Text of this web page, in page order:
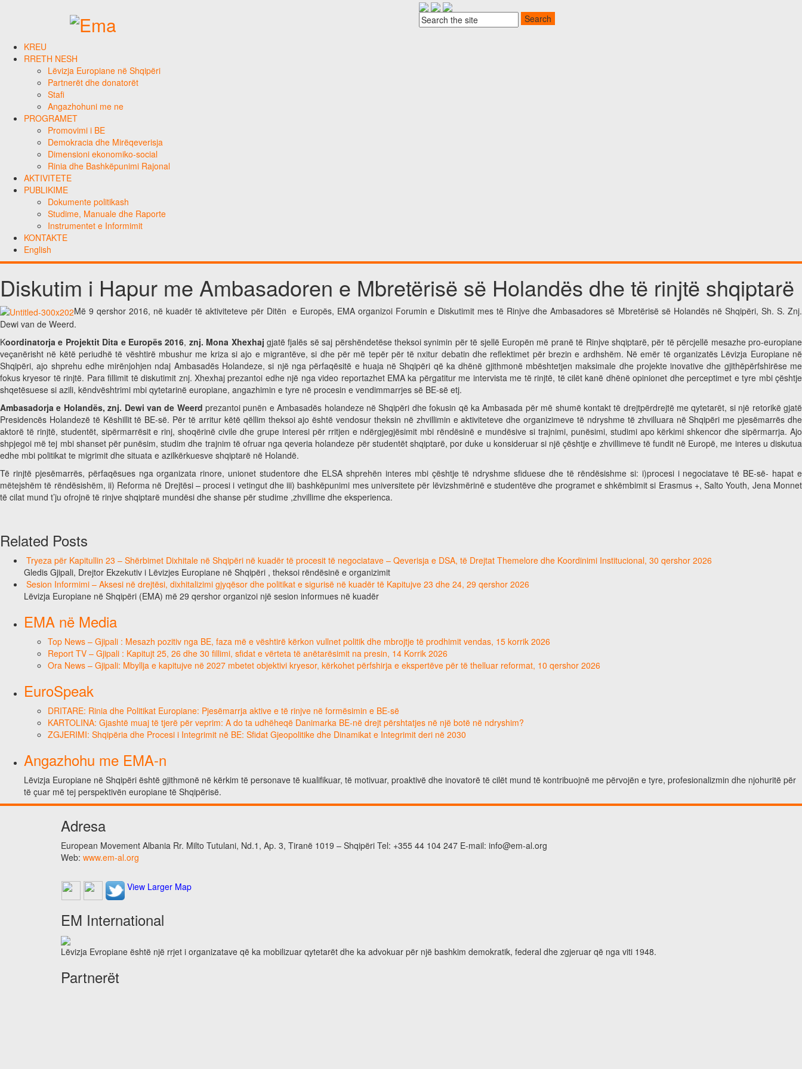
KREU
RRETH NESH
Lëvizja Europiane në Shqipëri
Partnerët dhe donatorët
Stafi
Angazhohuni me ne
PROGRAMET
Promovimi i BE
Demokracia dhe Mirëqeverisja
Dimensioni ekonomiko-social
Rinia dhe Bashkëpunimi Rajonal
AKTIVITETE
PUBLIKIME
Dokumente politikash
Studime, Manuale dhe Raporte
Instrumentet e Informimit
KONTAKTE
English
Diskutim i Hapur me Ambasadoren e Mbretërisë së Holandës dhe të rinjtë shqiptarë
Më 9 qershor 2016, në kuadër të aktiviteteve për Ditën e Europës, EMA organizoi Forumin e Diskutimit mes të Rinjve dhe Ambasadores së Mbretërisë së Holandës në Shqipëri, Sh. S. Znj.
Dewi van de Weerd.
Koordinatorja e Projektit Dita e Europës 2016, znj. Mona Xhexhaj gjatë fjalës së saj përshëndetëse theksoi synimin për të sjellë Europën më pranë të Rinjve shqiptarë, për të përcjellë mesazhe pro-europiane
veçanërisht në këtë periudhë të vështirë mbushur me kriza si ajo e migrantëve, si dhe për më tepër për të nxitur debatin dhe reflektimet për brezin e ardhshëm. Në emër të organizatës Lëvizja Europiane në
Shqipëri, ajo shprehu edhe mirënjohjen ndaj Ambasadës Holandeze, si një nga përfaqësitë e huaja në Shqipëri që ka dhënë gjithmonë mbështetjen maksimale dhe projekte inovative dhe gjithëpërfshirëse me
fokus kryesor të rinjtë. Para fillimit të diskutimit znj. Xhexhaj prezantoi edhe një nga video reportazhet EMA ka përgatitur me intervista me të rinjtë, të cilët kanë dhënë opinionet dhe perceptimet e tyre mbi çështje
shqetësuese si azili, këndvështrimi mbi qytetarinë europiane, angazhimin e tyre në procesin e vendimmarrjes së BE-së etj.
Ambasadorja e Holandës, znj. Dewi van de Weerd prezantoi punën e Ambasadës holandeze në Shqipëri dhe fokusin që ka Ambasada për më shumë kontakt të drejtpërdrejtë me qytetarët, si një retorikë gjatë
Presidencës Holandezë të Këshillit të BE-së. Për të arritur këtë qëllim theksoi ajo është vendosur theksin në zhvillimin e aktiviteteve dhe organizimeve të ndryshme të zhvilluara në Shqipëri me pjesëmarrës dhe
aktorë të rinjtë, studentët, sipërmarrësit e rinj, shoqërinë civile dhe grupe interesi për rritjen e ndërgjegjësimit mbi rëndësinë e mundësive si trajnimi, punësimi, studimi apo kërkimi shkencor dhe sipërmarrja. Ajo
shpjegoi më tej mbi shanset për punësim, studim dhe trajnim të ofruar nga qeveria holandeze për studentët shqiptarë, por duke u konsideruar si një çështje e zhvillimeve të fundit në Europë, me interes u diskutua
edhe mbi politikat te migrimit dhe situata e azilkërkuesve shqiptarë në Holandë.
Të rinjtë pjesëmarrës, përfaqësues nga organizata rinore, unionet studentore dhe ELSA shprehën interes mbi çështje të ndryshme sfiduese dhe të rëndësishme si: i)procesi i negociatave të BE-së- hapat e
mëtejshëm të rëndësishëm, ii) Reforma në Drejtësi – procesi i vetingut dhe iii) bashkëpunimi mes universitete për lëvizshmërinë e studentëve dhe programet e shkëmbimit si Erasmus +, Salto Youth, Jena Monnet
të cilat mund t’ju ofrojnë të rinjve shqiptarë mundësi dhe shanse për studime ,zhvillime dhe eksperienca.
Related Posts
Tryeza për Kapitullin 23 – Shërbimet Dixhitale në Shqipëri në kuadër të procesit të negociatave – Qeverisja e DSA, të Drejtat Themelore dhe Koordinimi Institucional, 30 qershor 2026
Gledis Gjipali, Drejtor Ekzekutiv i Lëvizjes Europiane në Shqipëri , theksoi rëndësinë e organizimit
Sesion Informimi – Aksesi në drejtësi, dixhitalizimi gjyqësor dhe politikat e sigurisë në kuadër të Kapitujve 23 dhe 24, 29 qershor 2026
Lëvizja Europiane në Shqipëri (EMA) më 29 qershor organizoi një sesion informues në kuadër
EMA në Media
Top News – Gjipali : Mesazh pozitiv nga BE, faza më e vështirë kërkon vullnet politik dhe mbrojtje të prodhimit vendas, 15 korrik 2026
Report TV – Gjipali : Kapitujt 25, 26 dhe 30 fillimi, sfidat e vërteta të anëtarësimit na presin, 14 Korrik 2026
Ora News – Gjipali: Mbyllja e kapitujve në 2027 mbetet objektivi kryesor, kërkohet përfshirja e ekspertëve për të thelluar reformat, 10 qershor 2026
EuroSpeak
DRITARE: Rinia dhe Politikat Europiane: Pjesëmarrja aktive e të rinjve në formësimin e BE-së
KARTOLINA: Gjashtë muaj të tjerë për veprim: A do ta udhëheqë Danimarka BE-në drejt përshtatjes në një botë në ndryshim?
ZGJERIMI: Shqipëria dhe Procesi i Integrimit në BE: Sfidat Gjeopolitike dhe Dinamikat e Integrimit deri në 2030
Angazhohu me EMA-n
Lëvizja Europiane në Shqipëri është gjithmonë në kërkim të personave të kualifikuar, të motivuar, proaktivë dhe inovatorë të cilët mund të kontribuojnë me përvojën e tyre, profesionalizmin dhe njohuritë për
të çuar më tej perspektivën europiane të Shqipërisë.
Adresa
European Movement Albania Rr. Milto Tutulani, Nd.1, Ap. 3, Tiranë 1019 – Shqipëri Tel: +355 44 104 247 E-mail: info@em-al.org
Web: www.em-al.org
View Larger Map
EM International
Lëvizja Evropiane është një rrjet i organizatave që ka mobilizuar qytetarët dhe ka advokuar për një bashkim demokratik, federal dhe zgjeruar që nga viti 1948.
Partnerët